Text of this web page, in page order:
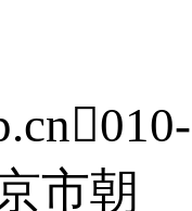
010-
市朝